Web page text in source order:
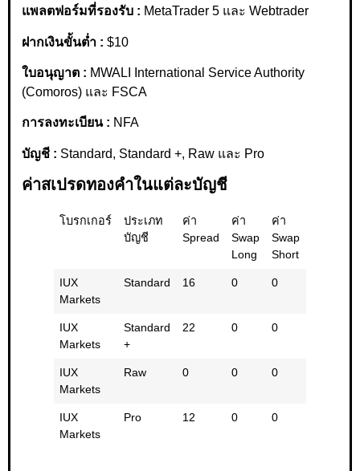
แพลตฟอร์มที่รองรับ : MetaTrader 5 และ Webtrader
ฝากเงินขั้นต่ำ : $10
ใบอนุญาต : MWALI International Service Authority
(Comoros) และ FSCA
การลงทะเบียน : NFA
บัญชี : Standard, Standard +, Raw และ Pro
ค่าสเปรดทองคำในแต่ละบัญชี
โบรกเกอร์
ประเภท
บัญชี
ค่า
Spread
ค่า
Swap
Long
ค่า
Swap
Short
IUX
Markets
Standard 16 0 0
IUX
Markets
Standard
+
22 0 0
IUX
Markets
Raw 0 0 0
IUX
Markets
Pro 12 0 0